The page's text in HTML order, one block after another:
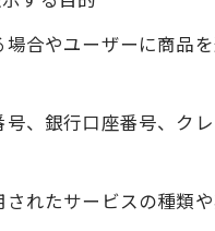
合やユーザーに商品
、銀行口座番号、ク
れたサービスの種類